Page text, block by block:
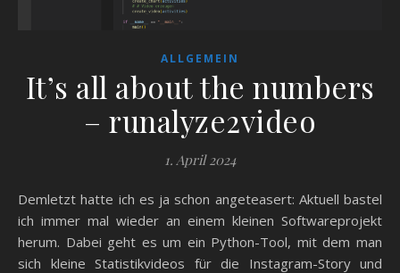
ALLGEMEIN
It’s all about the numbers
– runalyze2video
1. April 2024
Demletzt hatte ich es ja schon angeteasert: Aktuell bastel
ich immer mal wieder an einem kleinen Softwareprojekt
herum. Dabei geht es um ein Python-Tool, mit dem man
sich kleine Statistikvideos für die Instagram-Story und